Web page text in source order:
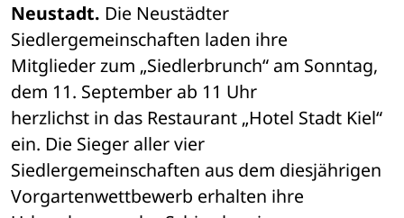
Neustadt. Die Neustädter
Siedlergemeinschaften laden ihre
Mitglieder zum „Siedlerbrunch“ am Sonntag,
dem 11. September ab 11 Uhr
herzlichst in das Restaurant „Hotel Stadt Kiel“
ein. Die Sieger aller vier
Siedlergemeinschaften aus dem diesjährigen
Vorgartenwettbewerb erhalten ihre